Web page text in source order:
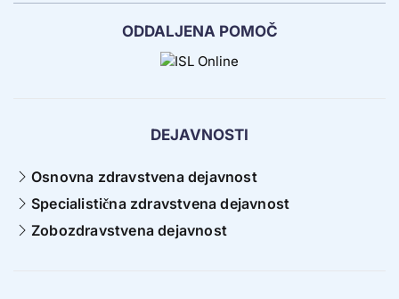
ODDALJENA POMOČ
DEJAVNOSTI
Osnovna zdravstvena dejavnost
Specialistična zdravstvena dejavnost
Zobozdravstvena dejavnost